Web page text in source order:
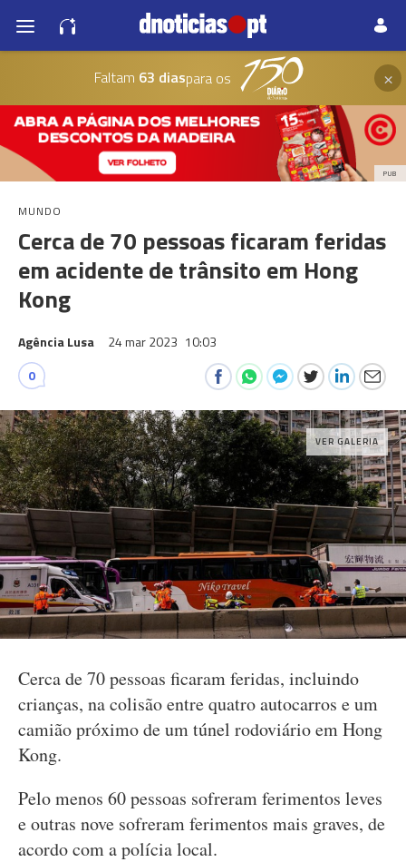
Faltam 63 diaspara os ×
PUB
MUNDO
Cerca de 70 pessoas ficaram feridas
em acidente de trânsito em Hong
Kong
Agência Lusa 24 mar 2023 10:03
0
VER GALERIA
Cerca de 70 pessoas ficaram feridas, incluindo
crianças, na colisão entre quatro autocarros e um
camião próximo de um túnel rodoviário em Hong
Kong.
Pelo menos 60 pessoas sofreram ferimentos leves
e outras nove sofreram ferimentos mais graves, de
acordo com a polícia local.